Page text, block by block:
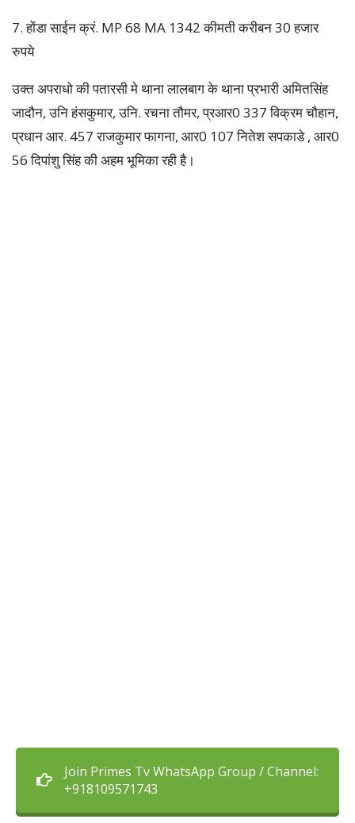
7. होंडा साईन क्रं. MP 68 MA 1342 कीमती करीबन 30 हजार
रुपये
उक्त अपराधो की पतारसी मे थाना लालबाग के थाना प्रभारी अमितसिंह
जादौन, उनि हंसकुमार, उनि. रचना तौमर, प्रआर0 337 विक्रम चौहान,
प्रधान आर. 457 राजकुमार फागना, आर0 107 नितेश सपकाडे , आर0
56 दिपांशु सिंह की अहम भूमिका रही है।
Join Primes Tv WhatsApp Group / Channel:
+918109571743